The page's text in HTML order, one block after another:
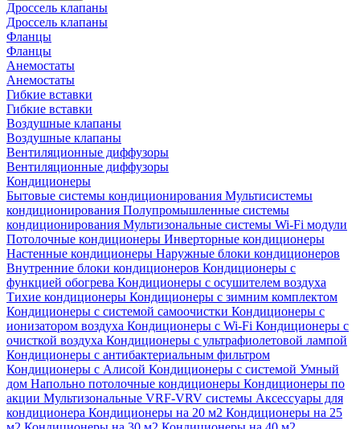
Дроссель клапаны
Дроссель клапаны
Фланцы
Фланцы
Анемостаты
Анемостаты
Гибкие вставки
Гибкие вставки
Воздушные клапаны
Воздушные клапаны
Вентиляционные диффузоры
Вентиляционные диффузоры
Кондиционеры
Бытовые системы кондиционирования Мультисистемы
кондиционирования Полупромышленные системы
кондиционирования Мультизональные системы Wi-Fi модули
Потолочные кондиционеры Инверторные кондиционеры
Настенные кондиционеры Наружные блоки кондиционеров
Внутренние блоки кондиционеров Кондиционеры с
функцией обогрева Кондиционеры с осушителем воздуха
Тихие кондиционеры Кондиционеры с зимним комплектом
Кондиционеры с системой самоочистки Кондиционеры с
ионизатором воздуха Кондиционеры с Wi-Fi Кондиционеры с
очисткой воздуха Кондиционеры с ультрафиолетовой лампой
Кондиционеры с антибактериальным фильтром
Кондиционеры с Алисой Кондиционеры с системой Умный
дом Напольно потолочные кондиционеры Кондиционеры по
акции Мультизональные VRF-VRV системы Аксессуары для
кондиционера Кондиционеры на 20 м2 Кондиционеры на 25